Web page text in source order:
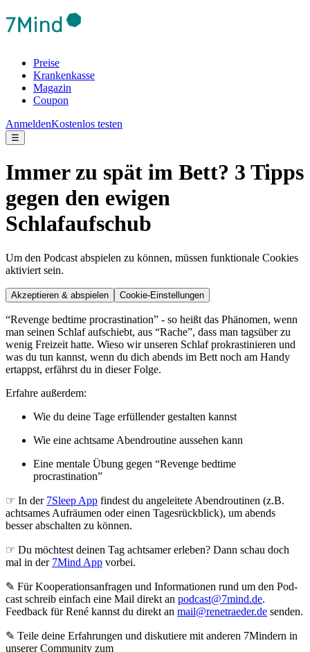
Preise
Krankenkasse
Magazin
Coupon
AnmeldenKostenlos testen
☰
Immer zu spät im Bett? 3 Tipps
gegen den ewigen
Schlafaufschub
Um den Podcast abspielen zu können, müssen funktionale Cookies
aktiviert sein.
Akzeptieren & abspielen Cookie-Einstellungen
“Revenge bedtime procrastination” - so heißt das Phänomen, wenn
man seinen Schlaf aufschiebt, aus “Rache”, dass man tagsüber zu
wenig Freizeit hatte. Wieso wir unseren Schlaf prokrastinieren und
was du tun kannst, wenn du dich abends im Bett noch am Handy
ertappst, erfährst du in dieser Folge.
Erfahre außerdem:
Wie du deine Tage erfüllender gestalten kannst
Wie eine achtsame Abendroutine aussehen kann
Eine mentale Übung gegen “Revenge bedtime
procrastination”
☞ In der 7Sleep App findest du angeleitete Abendroutinen (z.B.
achtsames Aufräumen oder einen Tagesrückblick), um abends
besser abschalten zu können.
☞ Du möchtest deinen Tag achtsamer erleben? Dann schau doch
mal in der 7Mind App vorbei.
✎ Für Koope­ra­ti­ons­an­fra­gen und Infor­ma­tio­nen rund um den Pod­
cast schreib ein­fach eine Mail direkt an podcast@7mind.de.
Feedback für René kannst du direkt an mail@renetraeder.de senden.
✎ Teile deine Erfahrungen und diskutiere mit anderen 7Mindern in
unserer Community zum